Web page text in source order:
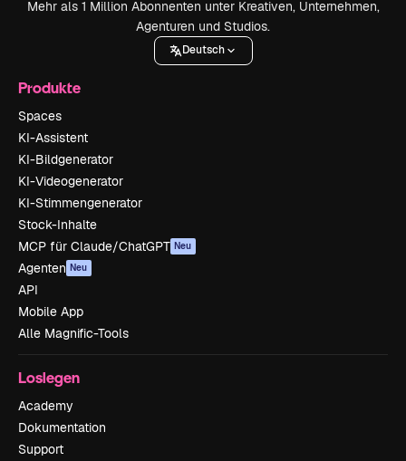
Mehr als 1 Million Abonnenten unter Kreativen, Unternehmen,
Agenturen und Studios.
Deutsch
Produkte
Spaces
KI-Assistent
KI-Bildgenerator
KI-Videogenerator
KI-Stimmengenerator
Stock-Inhalte
MCP für Claude/ChatGPT Neu
Agenten Neu
API
Mobile App
Alle Magnific-Tools
Loslegen
Academy
Dokumentation
Support